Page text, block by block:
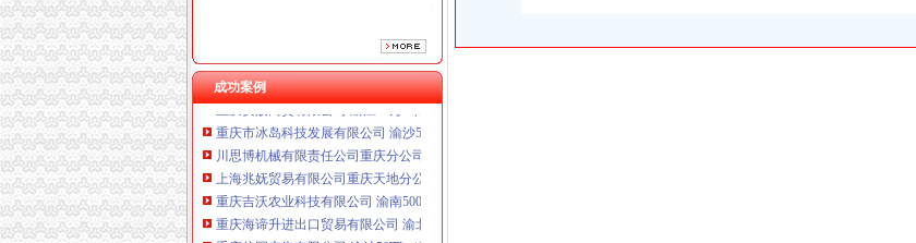
成功案例
重庆晒微科技有限公司 渝南3万 （工商注册）
重庆鑫聚建筑设备租赁有限公司 渝巴3万 （工商注册）
重庆安赐商贸有限公司 渝江10万 （工商注册）
重庆市冰岛科技发展有限公司 渝沙50万 （进出口权）
川思博机械有限责任公司重庆分公司 渝江 （工商注册）
上海兆妩贸易有限公司重庆天地分公司 渝中 （工商注册）
重庆吉沃农业科技有限公司 渝南500万 （工商注册）
重庆海谛升进出口贸易有限公司 渝北100万 （进出口权）
重庆信同广告有限公司 渝沙50万 （工商注册）